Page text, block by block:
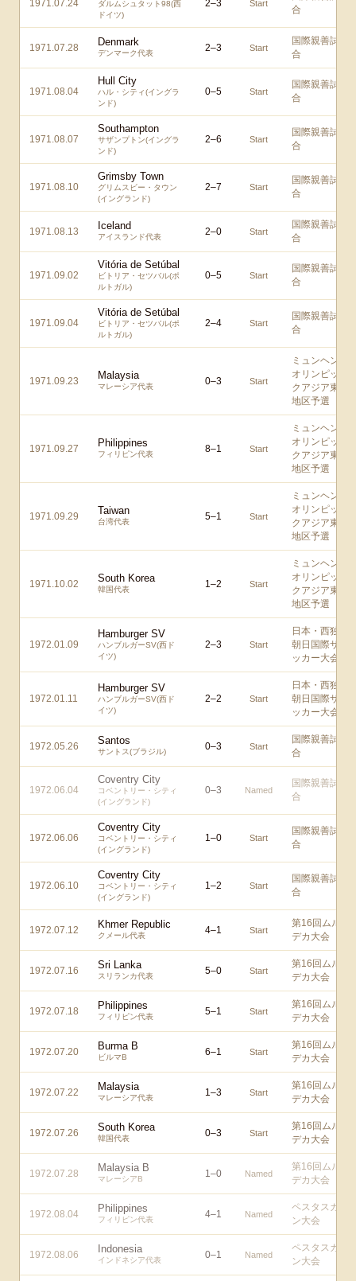
1971.07.24
ダルムシュタット98(西
ドイツ)
2–3 Start
合
1971.07.28 Denmark
デンマーク代表 2–3 Start
国際親善試
合
1971.08.04
Hull City
ハル・シティ(イングラ
ンド)
0–5 Start
国際親善試
合
1971.08.07
Southampton
サザンプトン(イングラ
ンド)
2–6 Start
国際親善試
合
1971.08.10
Grimsby Town
グリムスビー・タウン
(イングランド)
2–7 Start
国際親善試
合
1971.08.13 Iceland
アイスランド代表 2–0 Start
国際親善試
合
1971.09.02
Vitória de Setúbal
ビトリア・セツバル(ポ
ルトガル)
0–5 Start
国際親善試
合
1971.09.04
Vitória de Setúbal
ビトリア・セツバル(ポ
ルトガル)
2–4 Start
国際親善試
合
1971.09.23 Malaysia
マレーシア代表 0–3 Start
ミュンヘン
オリンピッ
クアジア東
地区予選
1971.09.27 Philippines
フィリピン代表 8–1 Start
ミュンヘン
オリンピッ
クアジア東
地区予選
1971.09.29 Taiwan
台湾代表 5–1 Start
ミュンヘン
オリンピッ
クアジア東
地区予選
1971.10.02 South Korea
韓国代表 1–2 Start
ミュンヘン
オリンピッ
クアジア東
地区予選
1972.01.09
Hamburger SV
ハンブルガーSV(西ド
イツ)
2–3 Start
日本・西独
朝日国際サ
ッカー大会
1972.01.11
Hamburger SV
ハンブルガーSV(西ド
イツ)
2–2 Start
日本・西独
朝日国際サ
ッカー大会
1972.05.26 Santos
サントス(ブラジル) 0–3 Start
国際親善試
合
1972.06.04
Coventry City
コベントリー・シティ
(イングランド)
0–3 Named
国際親善試
合
1972.06.06
Coventry City
コベントリー・シティ
(イングランド)
1–0 Start
国際親善試
合
1972.06.10
Coventry City
コベントリー・シティ
(イングランド)
1–2 Start
国際親善試
合
1972.07.12 Khmer Republic
クメール代表 4–1 Start
第16回ムル
デカ大会
1972.07.16 Sri Lanka
スリランカ代表 5–0 Start
第16回ムル
デカ大会
1972.07.18 Philippines
フィリピン代表 5–1 Start
第16回ムル
デカ大会
1972.07.20 Burma B
ビルマB 6–1 Start
第16回ムル
デカ大会
1972.07.22 Malaysia
マレーシア代表 1–3 Start
第16回ムル
デカ大会
1972.07.26 South Korea
韓国代表 0–3 Start
第16回ムル
デカ大会
1972.07.28 Malaysia B
マレーシアB 1–0 Named
第16回ムル
デカ大会
1972.08.04 Philippines
フィリピン代表 4–1 Named
ペスタスカ
ン大会
1972.08.06 Indonesia
インドネシア代表 0–1 Named
ペスタスカ
ン大会